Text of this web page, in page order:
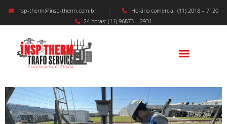
insp-therm@insp-therm.com.br
Horário comercial: (11) 2018 – 7120
24 horas: (11) 96873 – 2931
Laudo De SPDA: Qual Sua Validade E Como
Fazer?